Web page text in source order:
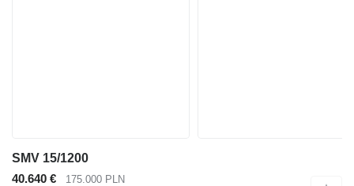
SMV 15/1200
40.640 €
175.000 PLN